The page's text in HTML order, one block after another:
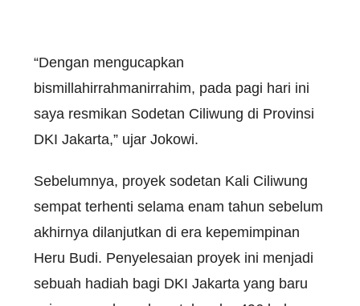
“Dengan mengucapkan
bismillahirrahmanirrahim, pada pagi hari ini
saya resmikan Sodetan Ciliwung di Provinsi
DKI Jakarta,” ujar Jokowi.
Sebelumnya, proyek sodetan Kali Ciliwung
sempat terhenti selama enam tahun sebelum
akhirnya dilanjutkan di era kepemimpinan
Heru Budi. Penyelesaian proyek ini menjadi
sebuah hadiah bagi DKI Jakarta yang baru